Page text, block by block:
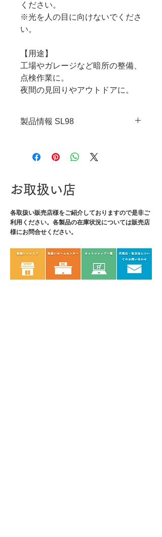
ください。
※光を人の目に向けないでくださ
い。
【用途】
工場やガレージなど暗所の整備、
点検作業に。
夜間の見回りやアウトドアに。
製品情報 SL98
・サイズ：φ17×92mm
・カンデラ：1840cd
・電源：単四電池×1本
・連続点灯時間：3.5h
・耐落下性能：1m
・防水性能：IPX6
・重量：24g
・材質：本体/アルミニウム
お取扱い店
各取扱い販売店様をご紹介しておりますので是非ご
利用ください。各製品の在庫状況については販売店
様にお問合せください。